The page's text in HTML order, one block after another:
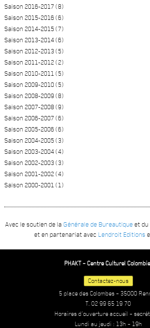
Saison 2016-2017 (8)
Saison 2015-2016 (6)
Saison 2014-2015 (7)
Saison 2013-2014 (6)
Saison 2012-2013 (5)
Saison 2011-2012 (2)
Saison 2010-2011 (5)
Saison 2009-2010 (5)
Saison 2008-2009 (8)
Saison 2007-2008 (9)
Saison 2006-2007 (6)
Saison 2005-2006 (6)
Saison 2004-2005 (3)
Saison 2003-2004 (4)
Saison 2002-2003 (3)
Saison 2001-2002 (4)
Saison 2000-2001 (1)
Avec le soutien de laGénérale de Bureautique et du
et en partenariat avecLendroit Editions
PHAKT – Centre Culturel
Contactez-nous
5 place des Colombes – 35000
T. 02 99 65 19 70
Horaires d’ouverture accueil –
Lundi au jeudi : 13h – 19h